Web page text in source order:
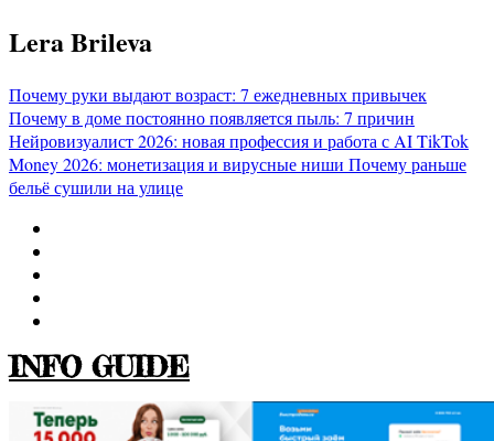
Перейти
к
Lera Brileva
Почему руки выдают возраст: 7 ежедневных привычек
Почему в доме постоянно появляется пыль: 7 причин
Нейровизуалист 2026: новая профессия и работа с AITikTok
Money 2026: монетизация и вирусные ниши Почему раньше
бельё сушили на улице
INFO GUIDE